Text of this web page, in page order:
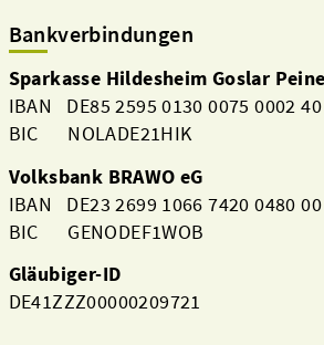
Bankverbindungen
Sparkasse Hildesheim Goslar Peine
IBAN DE85 2595 0130 0075 0002 40
BIC NOLADE21HIK
Volksbank BRAWO eG
IBAN DE23 2699 1066 7420 0480 00
BIC GENODEF1WOB
Gläubiger-ID
DE41ZZZ00000209721